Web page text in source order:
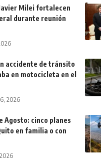
Milei fortalecen
durante reunión
accidente de tránsito
en motocicleta en el
2026
Agosto: cinco planes
en familia o con